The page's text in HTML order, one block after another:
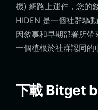
機) 網路上運作，您的
HIDEN 是一個社群驅
因敘事和早期部署所
一個植根於社群認同的
下載 Bitget